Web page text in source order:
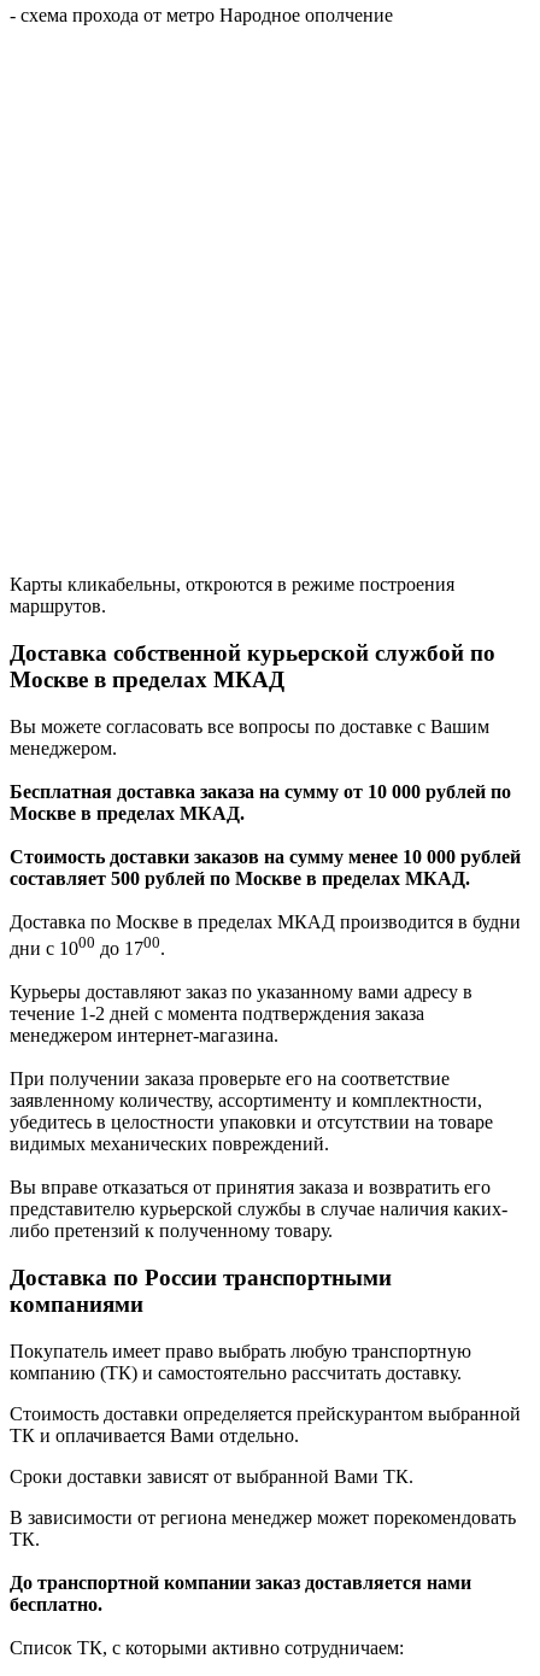
- схема прохода от метро Народное ополчение
Карты кликабельны, откроются в режиме построения
маршрутов.
Доставка собственной курьерской службой по
Москве в пределах МКАД
Вы можете согласовать все вопросы по доставке с Вашим
менеджером.
Бесплатная доставка заказа на сумму от 10 000 рублей по
Москве в пределах МКАД.
Стоимость доставки заказов на сумму менее 10 000 рублей
составляет 500 рублей по Москве в пределах МКАД.
Доставка по Москве в пределах МКАД производится в будни
дни с 1000 до 1700.
Курьеры доставляют заказ по указанному вами адресу в
течение 1-2 дней с момента подтверждения заказа
менеджером интернет-магазина.
При получении заказа проверьте его на соответствие
заявленному количеству, ассортименту и комплектности,
убедитесь в целостности упаковки и отсутствии на товаре
видимых механических повреждений.
Вы вправе отказаться от принятия заказа и возвратить его
представителю курьерской службы в случае наличия каких-
либо претензий к полученному товару.
Доставка по России транспортными
компаниями
Покупатель имеет право выбрать любую транспортную
компанию (ТК) и самостоятельно рассчитать доставку.
Стоимость доставки определяется прейскурантом выбранной
ТК и оплачивается Вами отдельно.
Сроки доставки зависят от выбранной Вами ТК.
В зависимости от региона менеджер может порекомендовать
ТК.
До транспортной компании заказ доставляется нами
бесплатно.
Список ТК, с которыми активно сотрудничаем: